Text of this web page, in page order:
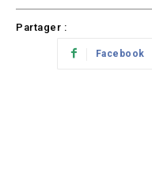
Partager :
Facebook